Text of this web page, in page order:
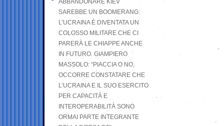
ABBANDONARE KIEV
SAREBBE UN BOOMERANG:
L’UCRAINA È DIVENTATA UN
COLOSSO MILITARE CHE CI
PARERÀ LE CHIAPPE ANCHE
IN FUTURO. GIAMPIERO
MASSOLO: “PIACCIA O NO,
OCCORRE CONSTATARE CHE
L’UCRAINA E IL SUO ESERCITO
PER CAPACITÀ E
INTEROPERABILITÀ SONO
ORMAI PARTE INTEGRANTE